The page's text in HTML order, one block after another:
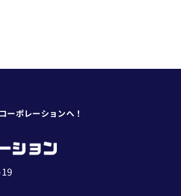
ーポレーションへ！